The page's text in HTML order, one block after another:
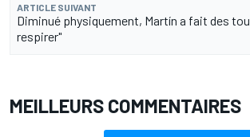
ARTICLE SUIVANT
Diminué physiquement, Martín a fait des
respirer"
MEILLEURS COMMENTAIRES